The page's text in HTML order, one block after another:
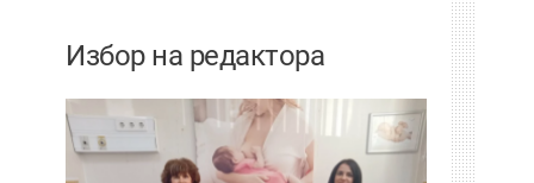
Избор на редактора